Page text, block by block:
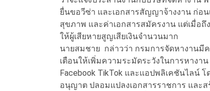
ยื่นขอวีซ่า และเอกสารสัญญาจ้างงาน ก่อน
สุขภาพ และค่าเอกสารสมัครงาน แต่เมื่อถึ
ให้ผู้เสียหายสูญเสียเงินจำนวนมาก
นายสมชาย กล่าวว่า กรมการจัดหางานมี
เตือนให้เพิ่มความระมัดระวังในการหาง
Facebook TikTok และแอปพลิเคชันไลน์
อนุญาต ปลอมแปลงเอกสารราชการ และ